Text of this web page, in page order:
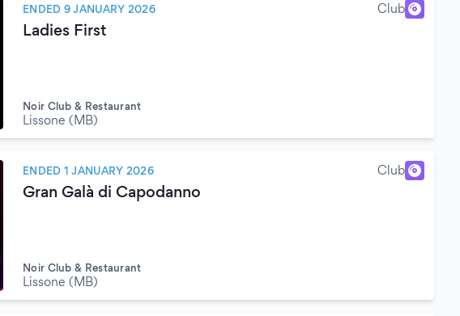
ENDED 9 JANUARY 2026 Club
Ladies First
Noir Club & Restaurant
Lissone (MB)
ENDED 1 JANUARY 2026 Club
Gran Galà di Capodanno
Noir Club & Restaurant
Lissone (MB)